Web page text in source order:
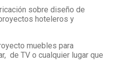
sobre diseño de
hoteleros y
muebles para
de TV o cualquier lugar que